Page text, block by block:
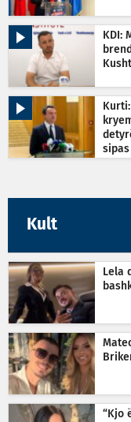
KDI:
Kult
Lela
“Kjo